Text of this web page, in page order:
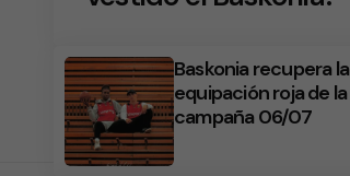
Baskonia recupera la
equipación roja de la
campaña 06/07